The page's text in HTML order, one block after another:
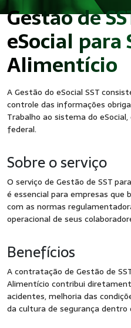
Gestão de
eSocial para
Alimentício
A Gestão do eSocial SST
controle das informações
Trabalho ao sistema do
federal.
Sobre o serviço
O serviço de Gestão de SST
é essencial para empresas
com as normas
operacional de seus
Benefícios
A contratação de Gestão de
Alimentício contribui
acidentes, melhoria das
da cultura de segurança dentro